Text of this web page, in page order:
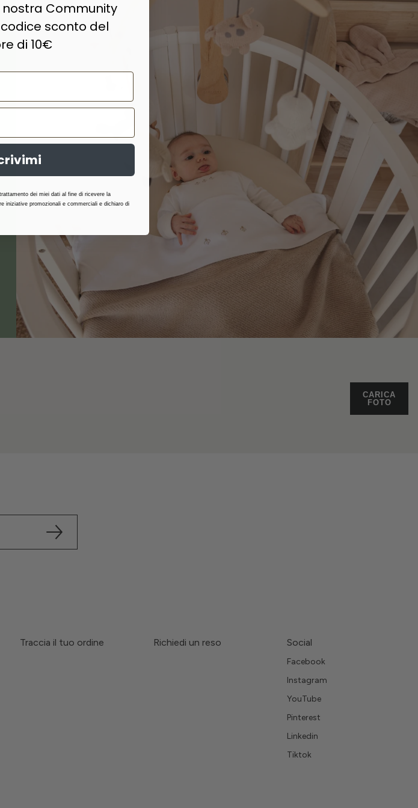
CARICA
FOTO
Traccia il tuo ordine Richiedi un reso Social
Facebook
Instagram
YouTube
Pinterest
Linkedin
Tiktok
Community
sconto del
di 10€
dei miei dati al fine di ricevere la
iniziative promozionali e commerciali e dichiaro di